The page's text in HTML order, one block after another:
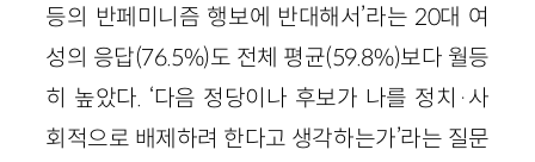
등의 반페미니즘 행보에 반대해서’라는 20대 여
성의 응답(76.5%)도 전체 평균(59.8%)보다 월등
히 높았다. ‘다음 정당이나 후보가 나를 정치·사
회적으로 배제하려 한다고 생각하는가’라는 질문